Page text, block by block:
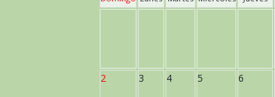
2 3 4 5 6